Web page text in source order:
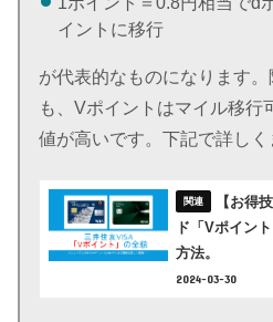
イントに移行
が代表的なものになります
も、Vポイントはマイル移行
値が高いです。下記で詳しく
【お得
ド「Vポイン
方法。
2024-03-30